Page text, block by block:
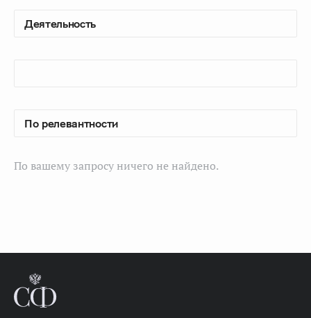
По вашему запросу ничего не найдено.